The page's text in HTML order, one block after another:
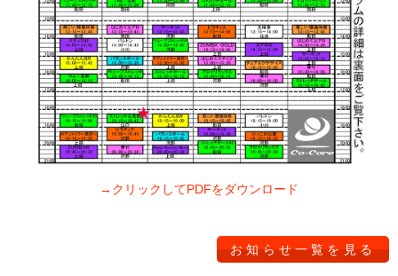
→クリックしてPDFをダウンロード
お知らせ一覧を見る